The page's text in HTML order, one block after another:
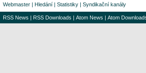
Webmaster | Hledání | Statistiky | Syndikační kanály
RSS News | RSS Downloads | Atom News | Atom